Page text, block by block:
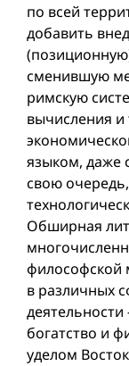
по всей
добавить
сменившую
римскую
вычисления и
языком, даже
свою
Обширная
философской
в различных
деятельности
богатство и
уделом